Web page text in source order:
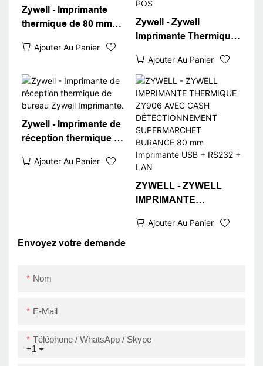
Zywell - Imprimante
thermique de 80 mm
Receipt Imprimante
Copter Inkless
Imprimante
Ajouter Au Panier
Zywell - Zywell
Imprimante Thermique
Imprimante de
réception thermique
ZY906 Imprimante de
réception POS
Ajouter Au Panier
Zywell - Imprimante de
réception thermique de
Imprimante.
Ajouter Au Panier
ZYWELL - ZYWELL
IMPRIMANTE
AVEC CASH
Ajouter Au Panier
Envoyez votre demande
Nom
E-Mail
+1
Téléphone / WhatsApp / Skype